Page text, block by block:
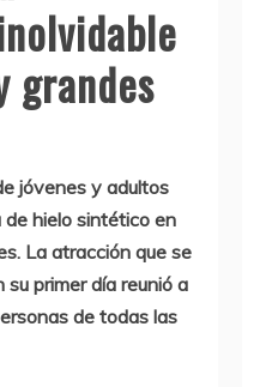
grandes
jóvenes y adultos
hielo sintético en
La atracción que se
primer día reunió a
de todas las